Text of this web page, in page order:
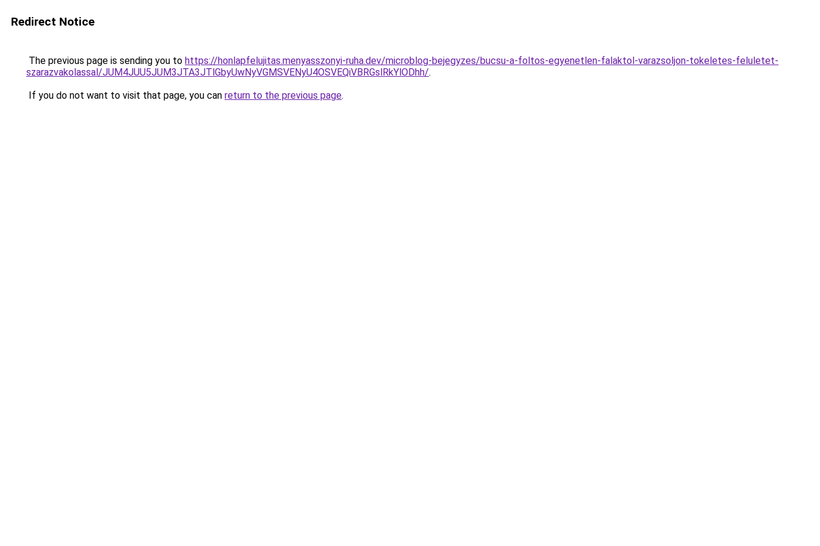
Redirect Notice
The previous page is sending you to https://honlapfelujitas.menyasszonyi-ruha.dev/microblog-bejegyzes/bucsu-a-foltos-egyenetlen-falaktol-varazsoljon-tokeletes-feluletet-
szarazvakolassal/JUM4JUU5JUM3JTA3JTlGbyUwNyVGMSVENyU4OSVEQiVBRGslRkYlODhh/.
If you do not want to visit that page, you can return to the previous page.